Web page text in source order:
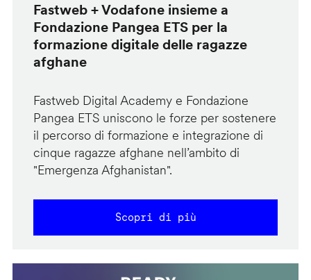
Fastweb + Vodafone insieme a
Fondazione Pangea ETS per la
formazione digitale delle ragazze
afghane
Fastweb Digital Academy e Fondazione
Pangea ETS uniscono le forze per sostenere
il percorso di formazione e integrazione di
cinque ragazze afghane nell’ambito di
"Emergenza Afghanistan".
Scopri di più